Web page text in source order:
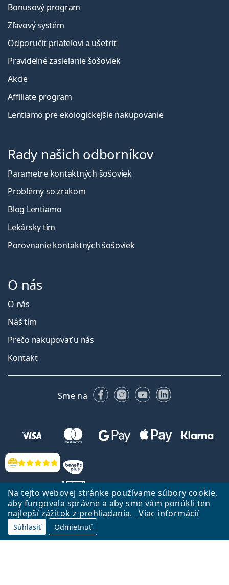
Na tejto webovej stránke používame súbory cookie,
aby fungovala správne a aby sme vám ponúkli ten
najlepší zážitok z prehliadania.
Viac informácií
Súhlasiť Odmietnuť
Hodnotenia
Bonusový program
Zľavový systém
Odporučiť priateľovi a ušetriť
Pravidelné zasielanie šošoviek
Akcie
Affiliate program
Lentiamo pre ekologickejšie nakupovanie
Rady našich odborníkov
Parametre kontaktných šošoviek
Problémy so zrakom
Blog Lentiamo
Lekársky tím
Porovnanie kontaktných šošoviek
O nás
O nás
Náš tím
Prečo nakupovať u nás
Kontakt
Sme na FacebookuInstagrame
YouTubeLinkedIn
Späť na Úvodnu stránku
Lentiamo.sk vlastní a prevádzkuje spoločnosť Lentiamo s.r.o., Česká